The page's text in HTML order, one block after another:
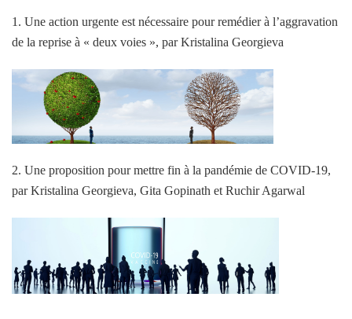
1. Une action urgente est nécessaire pour remédier à l’aggravation
de la reprise à « deux voies », par Kristalina Georgieva
2. Une proposition pour mettre fin à la pandémie de COVID-19,
par Kristalina Georgieva, Gita Gopinath et Ruchir Agarwal